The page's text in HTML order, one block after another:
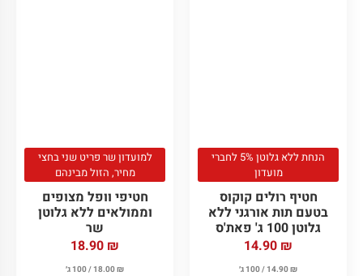
הנחת ללא גלוטן 5% לחברי
מועדון
חטיף רולים קוקוס
בטעם תות אורגני ללא
גלוטן 100 ג' פאת'ס
14.90 ₪
14.90₪ / 100 ג׳
למועדון שר פריט שני בחצי
מחיר, הזול מבינהם
חטיפי וופל מצופים
וממולאים ללא גלוטן
שר
18.90 ₪
18.00₪ / 100 ג׳